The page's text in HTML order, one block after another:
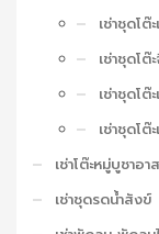
เช่าชุดโ
เช่าชุดโต๊
เช่าชุดโต๊
เช่าชุดโต๊
เช่าโต๊ะหมู่บูชาอา
เช่าชุดรดน้ำสังข์